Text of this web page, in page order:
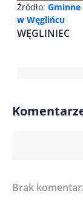
Źródło:
w Węglińcu
WĘGLINIEC
Imię/ Nick*
Brak